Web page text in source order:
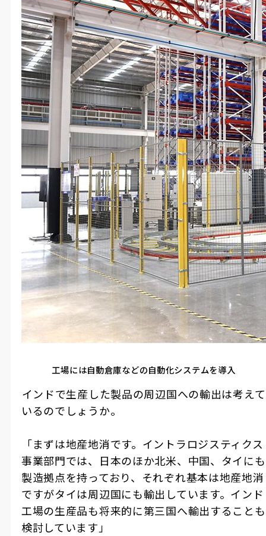
工場には自動倉庫などの自動化システムを導入
――インドで生産した製品の周辺国への輸出は考えて
いるのでしょうか。
「まずは地産地消です。イントラロジスティクス
事業部門では、日本のほか北米、中国、タイにも
製造拠点を持っており、それぞれ基本は地産地消
ですがタイは周辺国にも輸出しています。インド
工場の生産品も将来的に第三国へ輸出することも
検討しています」